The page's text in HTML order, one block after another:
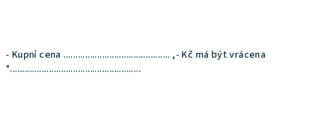
- Kupní cena ............................................ ,- Kč má být vrácena
*......................................................